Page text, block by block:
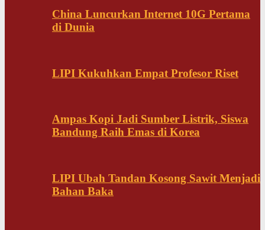
China Luncurkan Internet 10G Pertama
di Dunia
LIPI Kukuhkan Empat Profesor Riset
Ampas Kopi Jadi Sumber Listrik, Siswa
Bandung Raih Emas di Korea
LIPI Ubah Tandan Kosong Sawit Menjadi
Bahan Baka